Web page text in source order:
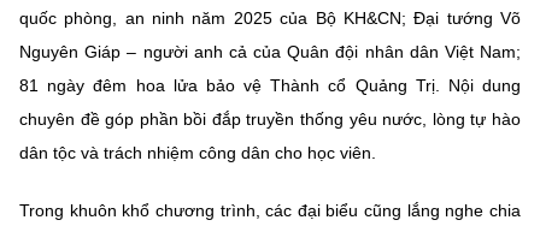
quốc phòng, an ninh năm 2025 của Bộ KH&CN; Đại tướng Võ
Nguyên Giáp – người anh cả của Quân đội nhân dân Việt Nam;
81 ngày đêm hoa lửa bảo vệ Thành cổ Quảng Trị. Nội dung
chuyên đề góp phần bồi đắp truyền thống yêu nước, lòng tự hào
dân tộc và trách nhiệm công dân cho học viên.
Trong khuôn khổ chương trình, các đại biểu cũng lắng nghe chia